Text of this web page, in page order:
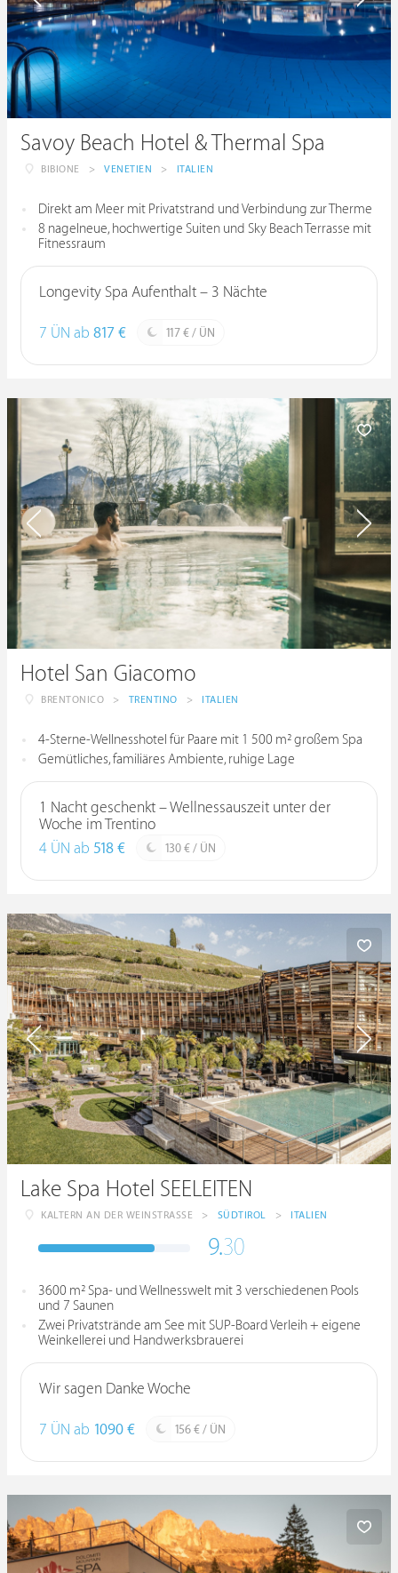
Savoy Beach Hotel & Thermal Spa
BIBIONE > VENETIEN > ITALIEN
Direkt am Meer mit Privatstrand und Verbindung zur Therme
8 nagelneue, hochwertige Suiten und Sky Beach Terrasse mit
Fitnessraum
Longevity Spa Aufenthalt – 3 Nächte
7 ÜN ab 817 € 117 € / ÜN
Hotel San Giacomo
BRENTONICO > TRENTINO > ITALIEN
4-Sterne-Wellnesshotel für Paare mit 1 500 m² großem Spa
Gemütliches, familiäres Ambiente, ruhige Lage
1 Nacht geschenkt – Wellnessauszeit unter der
Woche im Trentino
4 ÜN ab 518 € 130 € / ÜN
Lake Spa Hotel SEELEITEN
KALTERN AN DER WEINSTRASSE > SÜDTIROL > ITALIEN
9.30
3600 m² Spa- und Wellnesswelt mit 3 verschiedenen Pools
und 7 Saunen
Zwei Privatstrände am See mit SUP-Board Verleih + eigene
Weinkellerei und Handwerksbrauerei
Wir sagen Danke Woche
7 ÜN ab 1090 € 156 € / ÜN